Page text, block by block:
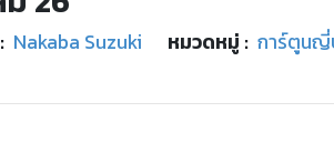
Nakaba Suzuki หมวดหมู่ : การ์ตูน